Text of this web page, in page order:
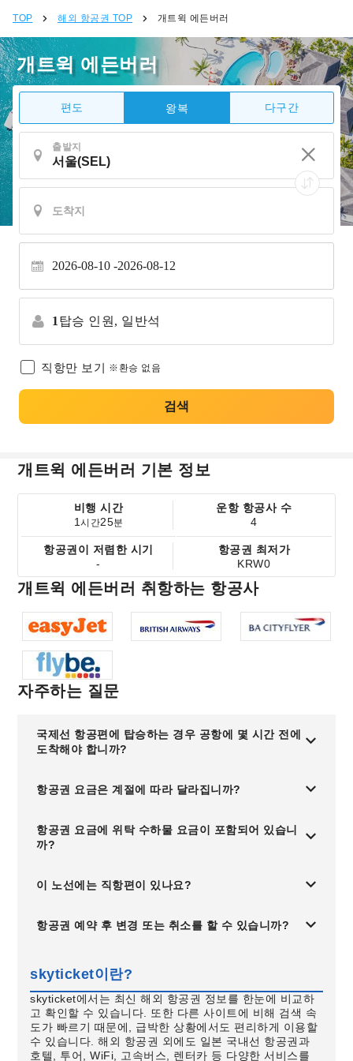
TOP 해외 항공권 TOP 개트윅 에든버러
개트윅 에든버러
편도 왕복 다구간
출발지
2026-08-10 2026-08-12
1 탑승 인원, 일반석
직항만 보기 ※환승 없음
검색
개트윅 에든버러 기본 정보
비행 시간
1시간25분
운항 항공사 수
4
항공권이 저렴한 시기
-
항공권 최저가
KRW0
개트윅 에든버러 취항하는 항공사
자주하는 질문
국제선 항공편에 탑승하는 경우 공항에 몇 시간 전에
도착해야 합니까?
항공권 요금은 계절에 따라 달라집니까?
항공권 요금에 위탁 수하물 요금이 포함되어 있습니
까?
이 노선에는 직항편이 있나요?
항공권 예약 후 변경 또는 취소를 할 수 있습니까?
skyticket이란?
skyticket에서는 최신 해외 항공권 정보를 한눈에 비교하
고 확인할 수 있습니다. 또한 다른 사이트에 비해 검색 속
도가 빠르기 때문에, 급박한 상황에서도 편리하게 이용할
수 있습니다. 해외 항공권 외에도 일본 국내선 항공권과
호텔, 투어, WiFi, 고속버스, 렌터카 등 다양한 서비스를